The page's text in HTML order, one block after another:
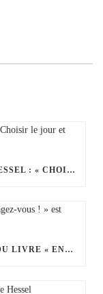
15.12.2024 : DÉCÈS DE CHRISTIANE HESSEL : « CHOISIR LE JOUR ET L’HEURE, C’EST UN GESTE DE LIBERTÉ »
LA NOUVELLE ÉDITION ILLUSTRÉE DU LIVRE « ENGAGEZ-VOUS ! » EST DISPONIBLE